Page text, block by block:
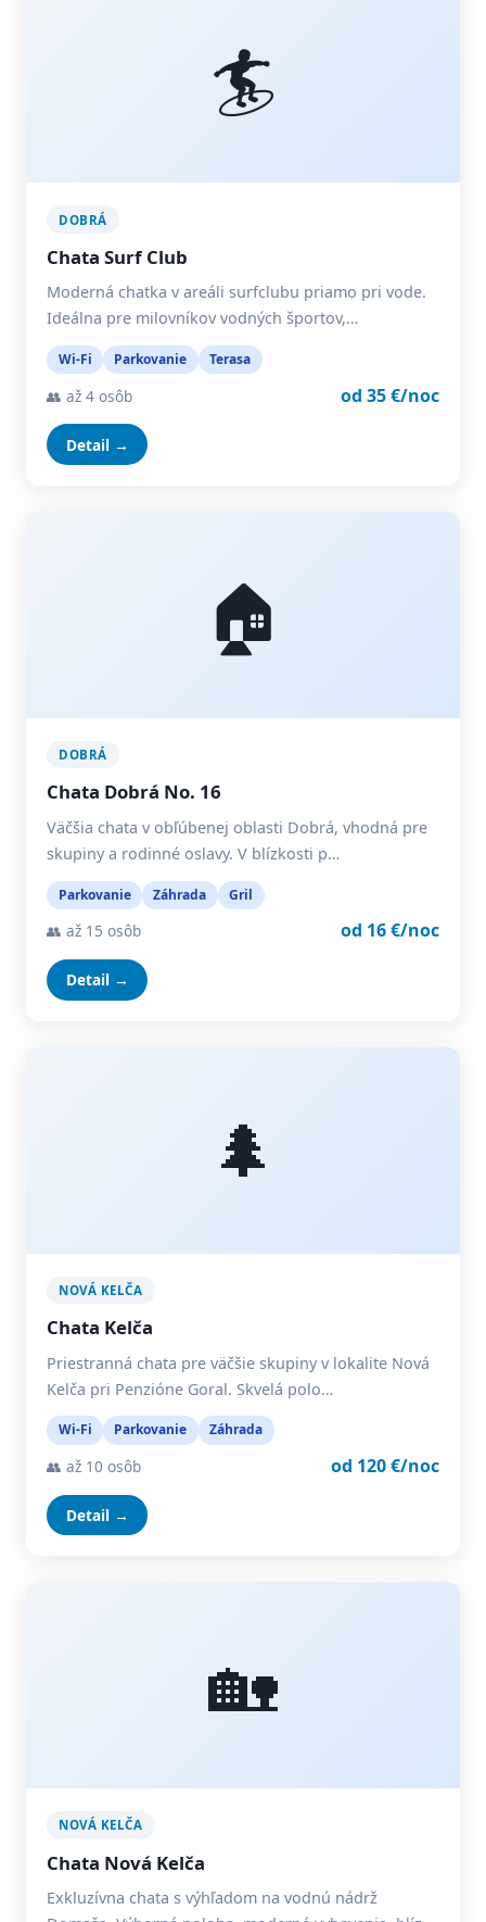
🏄
DOBRÁ
Chata Surf Club
Moderná chatka v areáli surfclubu priamo pri vode.
Ideálna pre milovníkov vodných športov,…
Wi-Fi Parkovanie Terasa
👥 až 4 osôb od 35 €/noc
Detail →
🏠
DOBRÁ
Chata Dobrá No. 16
Väčšia chata v obľúbenej oblasti Dobrá, vhodná pre
skupiny a rodinné oslavy. V blízkosti p…
Parkovanie Záhrada Gril
👥 až 15 osôb od 16 €/noc
Detail →
🌲
NOVÁ KELČA
Chata Kelča
Priestranná chata pre väčšie skupiny v lokalite Nová
Kelča pri Penzióne Goral. Skvelá polo…
Wi-Fi Parkovanie Záhrada
👥 až 10 osôb od 120 €/noc
Detail →
🏡
NOVÁ KELČA
Chata Nová Kelča
Exkluzívna chata s výhľadom na vodnú nádrž